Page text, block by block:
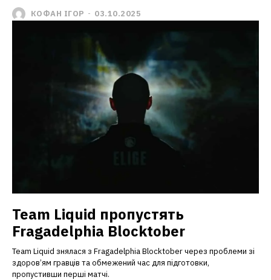
КОФАН ІГОР - 03.10.2025
Team Liquid пропустять
Fragadelphia Blocktober
Team Liquid знялася з Fragadelphia Blocktober через проблеми зі
здоров’ям гравців та обмежений час для підготовки,
пропустивши перші матчі.